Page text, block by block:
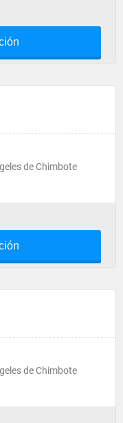
de Chimbote
de Chimbote